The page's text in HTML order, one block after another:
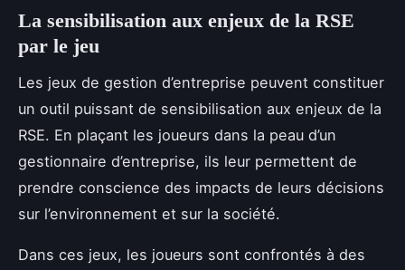
La sensibilisation aux enjeux de la RSE
par le jeu
Les jeux de gestion d’entreprise peuvent constituer
un outil puissant de sensibilisation aux enjeux de la
RSE. En plaçant les joueurs dans la peau d’un
gestionnaire d’entreprise, ils leur permettent de
prendre conscience des impacts de leurs décisions
sur l’environnement et sur la société.
Dans ces jeux, les joueurs sont confrontés à des